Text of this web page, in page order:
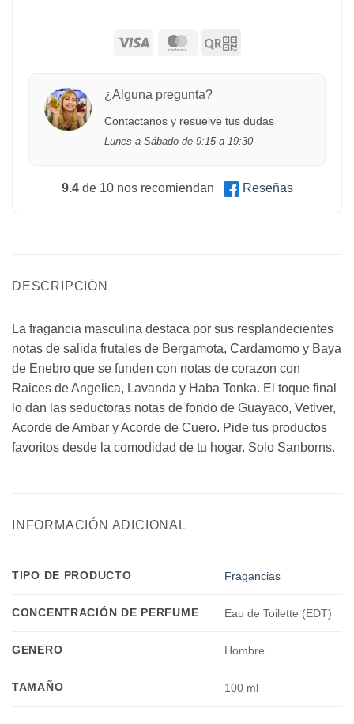
¿Alguna pregunta?
Contactanos y resuelve tus dudas
Lunes a Sábado de 9:15 a 19:30
9.4de 10 nos recomiendan Reseñas
DESCRIPCIÓN
La fragancia masculina destaca por sus resplandecientes
notas de salida frutales de Bergamota, Cardamomo y Baya
de Enebro que se funden con notas de corazon con
Raices de Angelica, Lavanda y Haba Tonka. El toque final
lo dan las seductoras notas de fondo de Guayaco, Vetiver,
Acorde de Ambar y Acorde de Cuero. Pide tus productos
favoritos desde la comodidad de tu hogar. Solo Sanborns.
INFORMACIÓN ADICIONAL
TIPO DE PRODUCTO Fragancias
CONCENTRACIÓN DE PERFUME Eau de Toilette (EDT)
GENERO Hombre
TAMAÑO 100 ml